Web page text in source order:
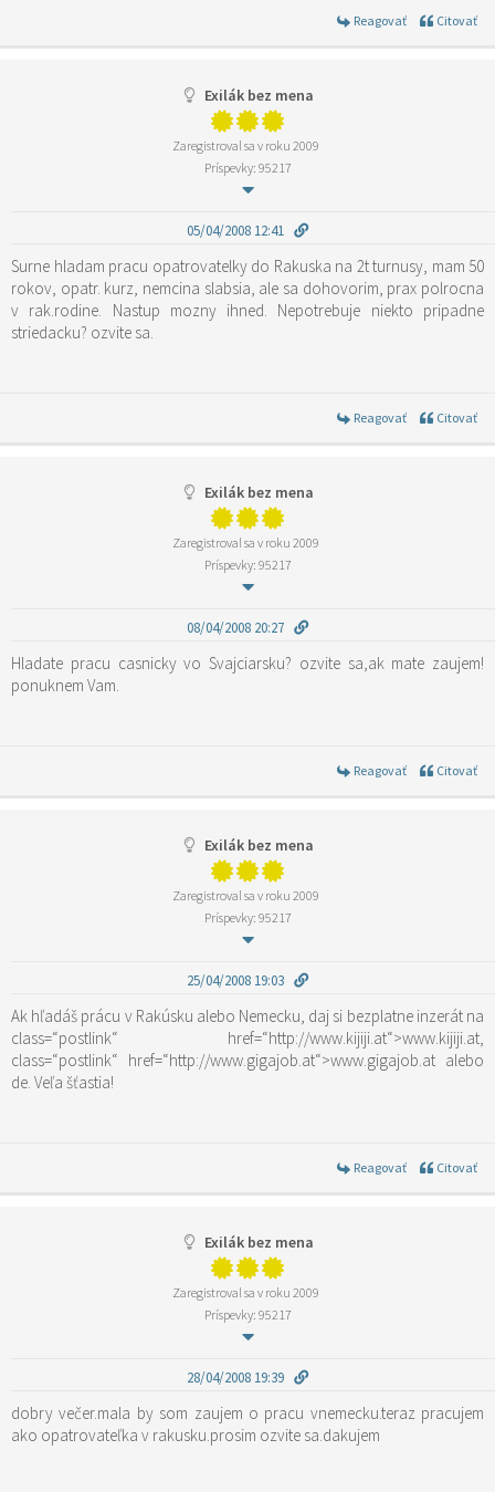
Reagovať Citovať
Exilák bez mena
Zaregistroval sa v roku 2009
Príspevky: 95217
05/04/2008 12:41
Surne hladam pracu opatrovatelky do Rakuska na 2t turnusy, mam 50
rokov, opatr. kurz, nemcina slabsia, ale sa dohovorim, prax polrocna
v rak.rodine. Nastup mozny ihned. Nepotrebuje niekto pripadne
striedacku? ozvite sa.
Reagovať Citovať
Exilák bez mena
Zaregistroval sa v roku 2009
Príspevky: 95217
08/04/2008 20:27
Hladate pracu casnicky vo Svajciarsku? ozvite sa,ak mate zaujem!
ponuknem Vam.
Reagovať Citovať
Exilák bez mena
Zaregistroval sa v roku 2009
Príspevky: 95217
25/04/2008 19:03
Ak hľadáš prácu v Rakúsku alebo Nemecku, daj si bezplatne inzerát na
class=“postlink“ href=“http://www.kijiji.at“>www.kijiji.at,
class=“postlink“ href=“http://www.gigajob.at“>www.gigajob.at alebo
de. Veľa šťastia!
Reagovať Citovať
Exilák bez mena
Zaregistroval sa v roku 2009
Príspevky: 95217
28/04/2008 19:39
dobry večer.mala by som zaujem o pracu vnemecku.teraz pracujem
ako opatrovateľka v rakusku.prosim ozvite sa.dakujem